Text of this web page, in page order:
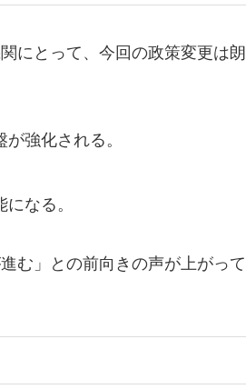
にとって、今回の政策変更は朗
強化される。
なる。
む」との前向きの声が上がって